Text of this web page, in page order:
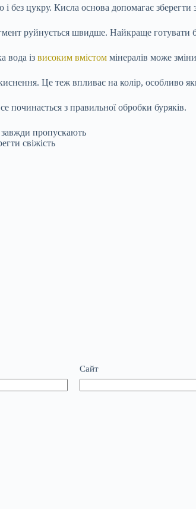
цукру. Кисла основа допомагає зберегти
руйнується швидше. Найкраще
вода із високим вмістом мінералів може
Це теж впливає на колір, особливо
починається з правильної обробки буряків.
пропускають
свіжість
Сайт